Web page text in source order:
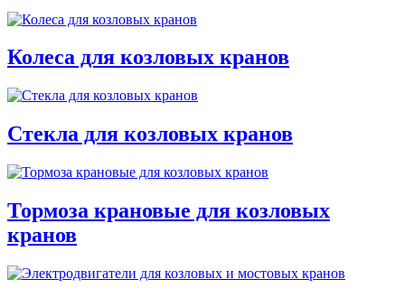
Колеса для козловых кранов
Стекла для козловых кранов
Тормоза крановые для козловых
кранов